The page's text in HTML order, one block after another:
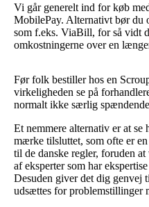
Vi går generelt ind for køb
MobilePay. Alternativt bør du
som f.eks. ViaBill, for så vidt
omkostningerne over en
Før folk bestiller hos en
virkeligheden se på
normalt ikke særlig
Et nemmere alternativ er at
mærke tilsluttet, som ofte er
til de danske regler, foruden
af eksperter som har
Desuden giver det dig genvej
udsættes for problemstillinger